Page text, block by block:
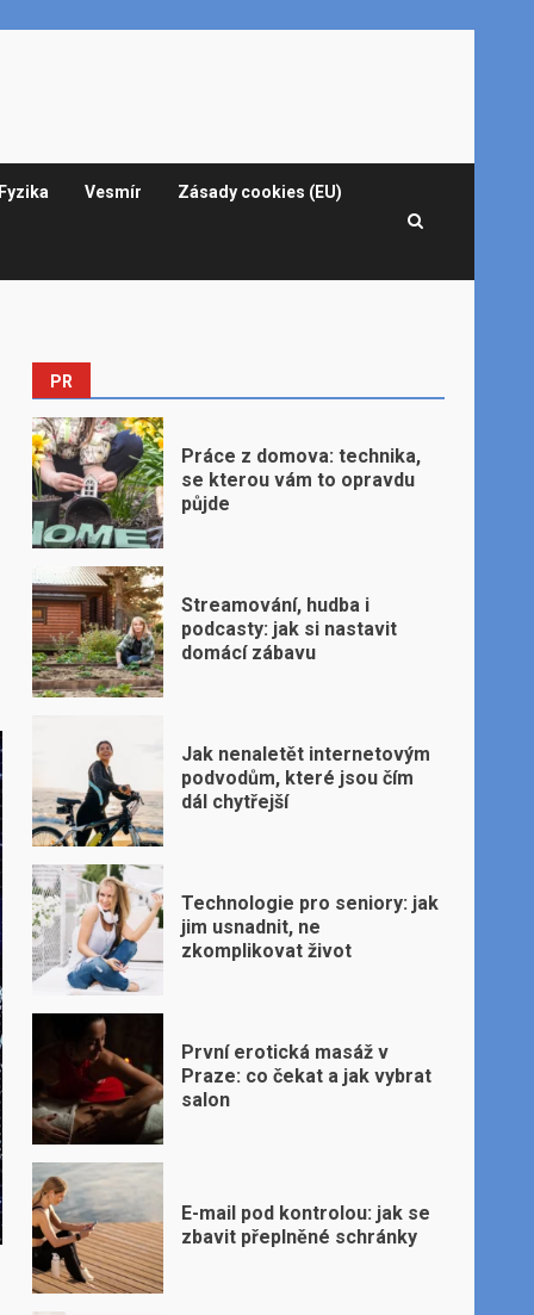
Fyzika Vesmír Zásady cookies (EU)
PR
Práce z domova: technika,
se kterou vám to opravdu
půjde
Streamování, hudba i
podcasty: jak si nastavit
domácí zábavu
Jak nenaletět internetovým
podvodům, které jsou čím
dál chytřejší
Technologie pro seniory: jak
jim usnadnit, ne
zkomplikovat život
První erotická masáž v
Praze: co čekat a jak vybrat
salon
E-mail pod kontrolou: jak se
zbavit přeplněné schránky